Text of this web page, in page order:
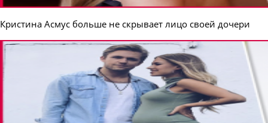
Кристина Асмус больше не скрывает лицо своей дочери